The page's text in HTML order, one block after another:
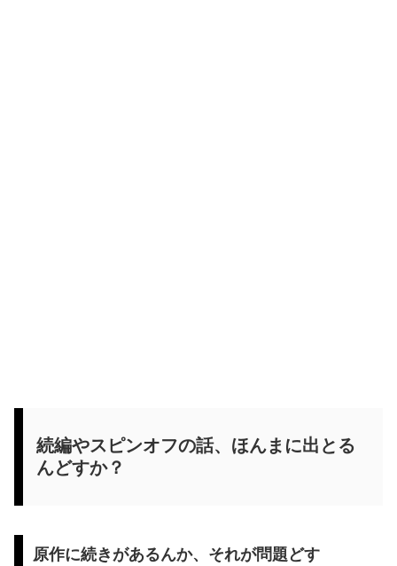
続編やスピンオフの話、ほんまに出とる
んどすか？
原作に続きがあるんか、それが問題どす